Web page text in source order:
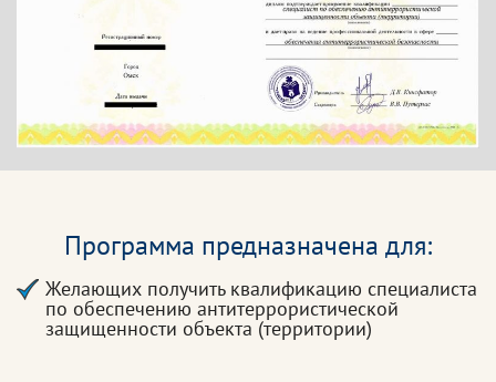
Программа предназначена для:
Желающих получить квалификацию специалиста
по обеспечению антитеррористической
защищенности объекта (территории)